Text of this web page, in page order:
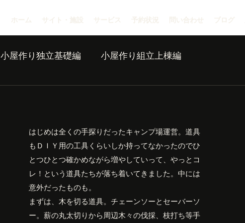
ホーム サイト・施設 サービス 予約状況 問い合わせ ブログ
小屋作り独立基礎編 小屋作り組立上棟編
はじめは全くの手探りだったキャンプ場運営。道具
もＤＩＹ用の工具くらいしか持ってなかったのでひ
とつひとつ確かめながら増やしていって、やっとコ
レ！という道具たちが落ち着いてきました。中には
意外だったものも。
まずは、木を切る道具。チェーンソーとセーバーソ
ー。薪の丸太切りから周辺木々の伐採、枝打ち等手